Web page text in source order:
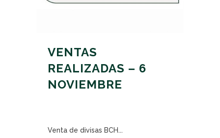
VENTAS
REALIZADAS – 6
NOVIEMBRE
Venta de divisas BCH...